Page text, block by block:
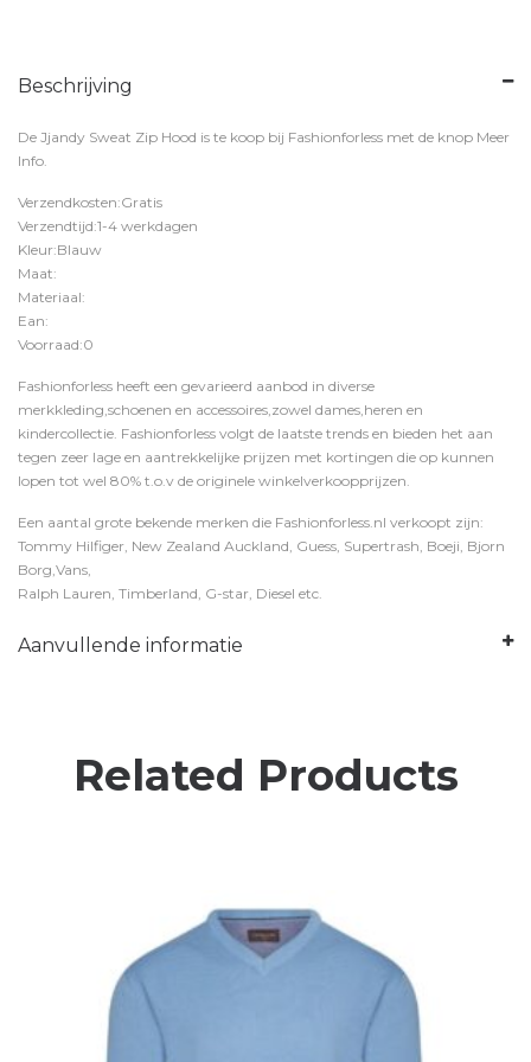
Beschrijving
De Jjandy Sweat Zip Hood is te koop bij Fashionforless met de knop Meer
Info.
Verzendkosten:Gratis
Verzendtijd:1-4 werkdagen
Kleur:Blauw
Maat:
Materiaal:
Ean:
Voorraad:0
Fashionforless heeft een gevarieerd aanbod in diverse
merkkleding,schoenen en accessoires,zowel dames,heren en
kindercollectie. Fashionforless volgt de laatste trends en bieden het aan
tegen zeer lage en aantrekkelijke prijzen met kortingen die op kunnen
lopen tot wel 80% t.o.v de originele winkelverkoopprijzen.
Een aantal grote bekende merken die Fashionforless.nl verkoopt zijn:
Tommy Hilfiger, New Zealand Auckland, Guess, Supertrash, Boeji, Bjorn
Borg,Vans,
Ralph Lauren, Timberland, G-star, Diesel etc.
Aanvullende informatie
Related Products